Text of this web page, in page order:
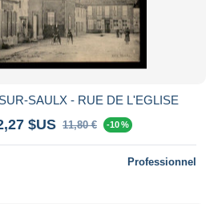
SAULX - RUE DE L'EGLISE
$US 11,80 € -10 %
Professionnel